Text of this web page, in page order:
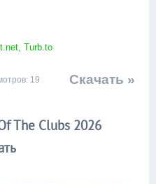
Turb.to
Скачать »
19
The Clubs 2026